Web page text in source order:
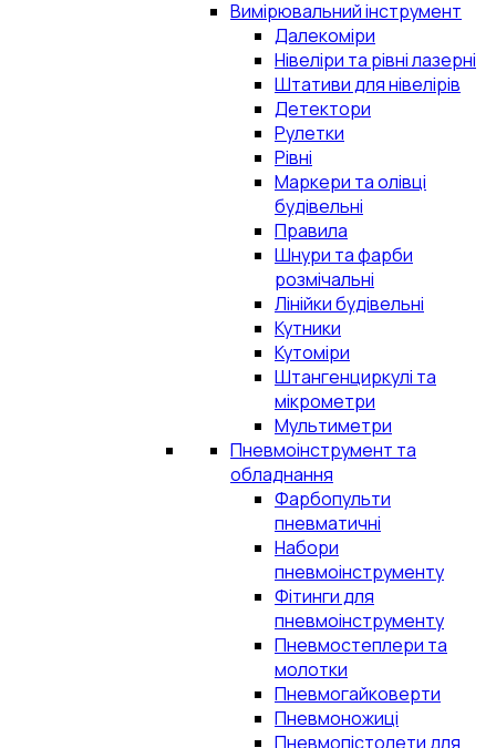
Вимірювальний інструмент
Далекоміри
Нівеліри та рівні лазерні
Штативи для нівелірів
Детектори
Рулетки
Рівні
Маркери та олівці
будівельні
Правила
Шнури та фарби
розмічальні
Лінійки будівельні
Кутники
Кутоміри
Штангенциркулі та
мікрометри
Мультиметри
Пневмоінструмент та
обладнання
Фарбопульти
пневматичні
Набори
пневмоінструменту
Фітинги для
пневмоінструменту
Пневмостеплери та
молотки
Пневмогайковерти
Пневмоножиці
Пневмопістолети для